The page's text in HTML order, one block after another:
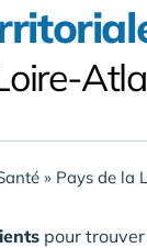
» Pays de la
pour